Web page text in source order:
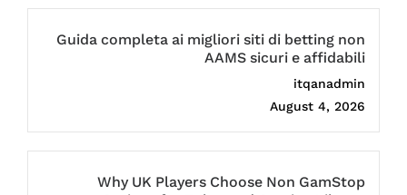
Guida completa ai migliori siti di betting non
AAMS sicuri e affidabili
itqanadmin
August 4, 2026
Why UK Players Choose Non GamStop